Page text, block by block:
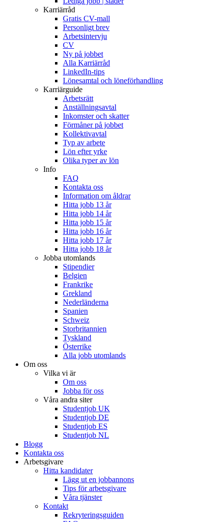
Karriärråd
Gratis CV-mall
Personligt brev
Arbetsintervju
CV
Ny på jobbet
Alla Karriärråd
LinkedIn-tips
Lönesamtal och löneförhandling
Karriärguide
Arbetsrätt
Anställningsavtal
Inkomster och skatter
Förmåner på jobbet
Kollektivavtal
Typ av arbete
Lön efter yrke
Olika typer av lön
Info
FAQ
Kontakta oss
Information om åldrar
Hitta jobb 13 år
Hitta jobb 14 år
Hitta jobb 15 år
Hitta jobb 16 år
Hitta jobb 17 år
Hitta jobb 18 år
Jobba utomlands
Stipendier
Belgien
Frankrike
Grekland
Nederländerna
Spanien
Schweiz
Storbritannien
Tyskland
Österrike
Alla jobb utomlands
Om oss
Vilka vi är
Om oss
Jobba för oss
Våra andra siter
Studentjob UK
Studentjob DE
Studentjob ES
Studentjob NL
Blogg
Kontakta oss
Arbetsgivare
Hitta kandidater
Lägg ut en jobbannons
Tips för arbetsgivare
Våra tjänster
Kontakt
Rekryteringsguiden